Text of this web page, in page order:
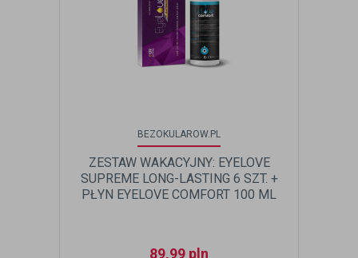
BEZOKULAROW.PL
ZESTAW WAKACYJNY: EYELOVE
SUPREME LONG-LASTING 6 SZT. +
PŁYN EYELOVE COMFORT 100 ML
89,99 pln